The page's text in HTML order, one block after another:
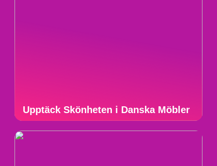
Upptäck Skönheten i Danska Möbler